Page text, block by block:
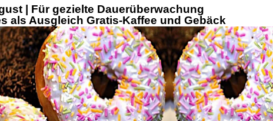
|
Für gezielte Dauerüberwachung
als Ausgleich Gratis-Kaffee und Gebäck